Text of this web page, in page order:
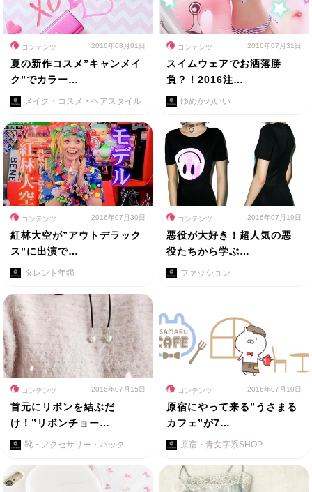
コンテンツ 2016年08月01日
夏の新作コスメ”キャンメイ
ク”でカラー…
メイク・コスメ・ヘアスタイル
コンテンツ 2016年07月31日
スイムウェアでお洒落勝
負？！2016注…
ゆめかわいい
コンテンツ 2016年07月30日
紅林大空が”アウトデラック
ス”に出演で…
タレント年鑑
コンテンツ 2016年07月19日
悪役が大好き！超人気の悪
役たちから学ぶ…
ファッション
コンテンツ 2016年07月15日
首元にリボンを結ぶだ
け！”リボンチョー…
靴・アクセサリー・バック
コンテンツ 2016年07月10日
原宿にやって来る”うさまる
カフェ”が7…
原宿・青文字系SHOP